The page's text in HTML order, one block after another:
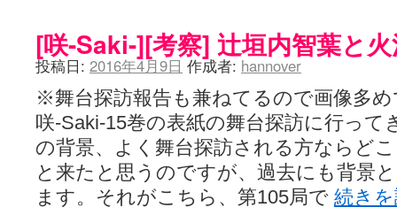
[咲-Saki-][考察] 辻垣内智葉と
投稿日: 2016年4月9日 作成者: hannover
※舞台探訪報告も兼ねてるので画像多
咲-Saki-15巻の表紙の舞台探訪に行っ
の背景、よく舞台探訪される方ならど
と来たと思うのですが、過去にも背景
ます。それがこちら、第105局で 続き